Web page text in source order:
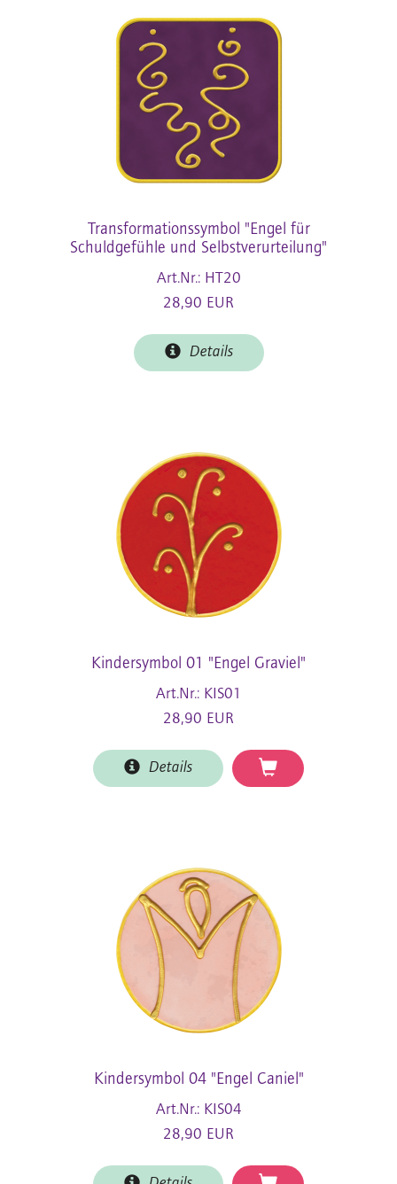
Transformationssymbol "Engel für
Schuldgefühle und Selbstverurteilung"
Art.Nr.: HT20
28,90 EUR
Details
Kindersymbol 01 "Engel Graviel"
Art.Nr.: KIS01
28,90 EUR
Details
Kindersymbol 04 "Engel Caniel"
Art.Nr.: KIS04
28,90 EUR